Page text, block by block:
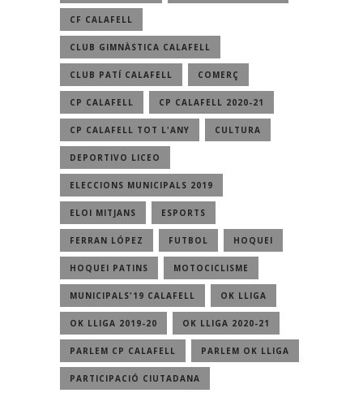
CF CALAFELL
CLUB GIMNÀSTICA CALAFELL
CLUB PATÍ CALAFELL COMERÇ
CP CALAFELL CP CALAFELL 2020-21
CP CALAFELL TOT L'ANY CULTURA
DEPORTIVO LICEO
ELECCIONS MUNICIPALS 2019
ELOI MITJANS ESPORTS
FERRAN LÓPEZ FUTBOL HOQUEI
HOQUEI PATINS MOTOCICLISME
MUNICIPALS'19 CALAFELL OK LLIGA
OK LLIGA 2019-20 OK LLIGA 2020-21
PARLEM CP CALAFELL PARLEM OK LLIGA
PARTICIPACIÓ CIUTADANA